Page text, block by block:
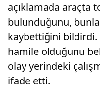
açıklamada araçta
bulunduğunu,
kaybettiğini bildirdi.
hamile olduğunu
olay yerindeki
ifade etti.